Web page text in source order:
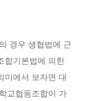
경우 생협법에 근
합기본법에 의한
미에서 보자면 대
교협동조합이 가